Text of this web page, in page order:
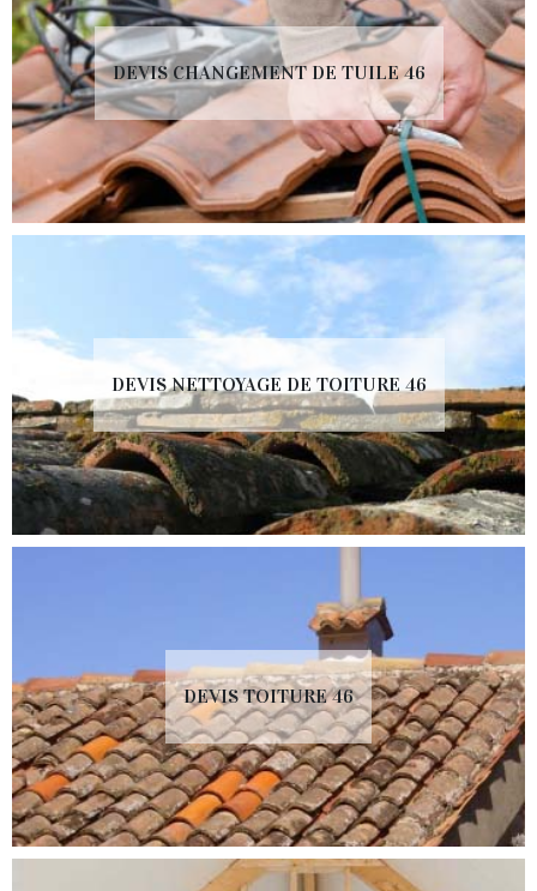
DEVIS CHANGEMENT DE TUILE 46
DEVIS NETTOYAGE DE TOITURE 46
DEVIS TOITURE 46